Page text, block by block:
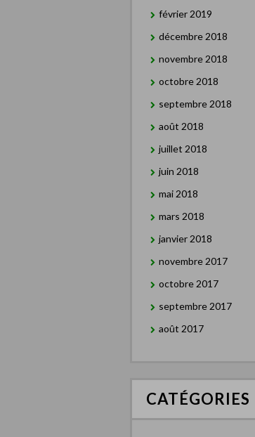
février 2019
décembre 2018
novembre 2018
octobre 2018
septembre 2018
août 2018
juillet 2018
juin 2018
mai 2018
mars 2018
janvier 2018
novembre 2017
octobre 2017
septembre 2017
août 2017
CATÉGORIES